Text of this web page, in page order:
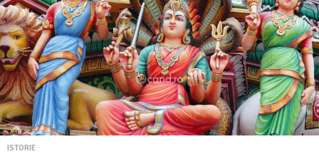
.
2
0
2
5
ISTORIE